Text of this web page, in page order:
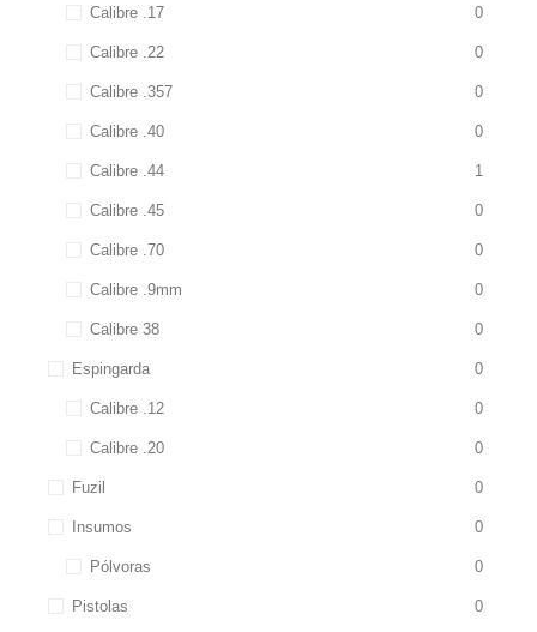
Calibre .17 0
Calibre .22 0
Calibre .357 0
Calibre .40 0
Calibre .44 1
Calibre .45 0
Calibre .70 0
Calibre .9mm 0
Calibre 38 0
Espingarda 0
Calibre .12 0
Calibre .20 0
Fuzil 0
Insumos 0
Pólvoras 0
Pistolas 0